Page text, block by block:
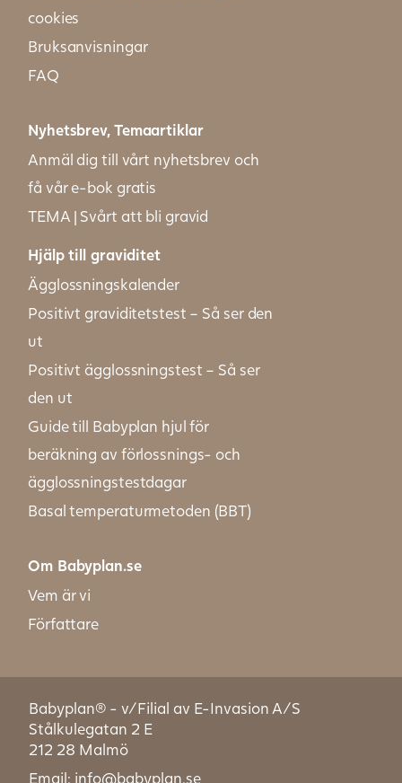
cookies
Bruksanvisningar
FAQ
Nyhetsbrev, Temaartiklar
Anmäl dig till vårt nyhetsbrev och
få vår e-bok gratis
TEMA | Svårt att bli gravid
Hjälp till graviditet
Ägglossningskalender
Positivt graviditetstest – Så ser den
ut
Positivt ägglossningstest – Så ser
den ut
Guide till Babyplan hjul för
beräkning av förlossnings- och
ägglossningstestdagar
Basal temperaturmetoden (BBT)
Om Babyplan.se
Vem är vi
Författare
Babyplan® - v/Filial av E-Invasion A/S
Stålkulegatan 2 E
212 28 Malmö
Email: info@babyplan.se